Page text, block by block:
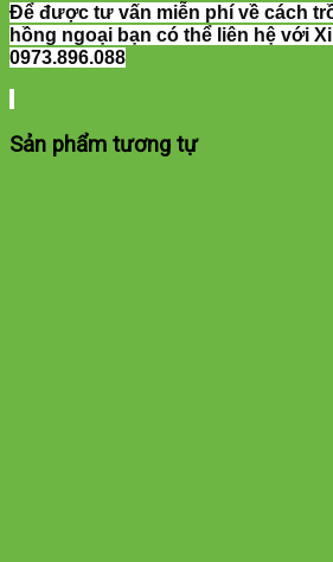
Để được tư vấn miễn phí về cách
hồng ngoại bạn có thể liên hệ với
0973.896.088
Sản phẩm tương tự